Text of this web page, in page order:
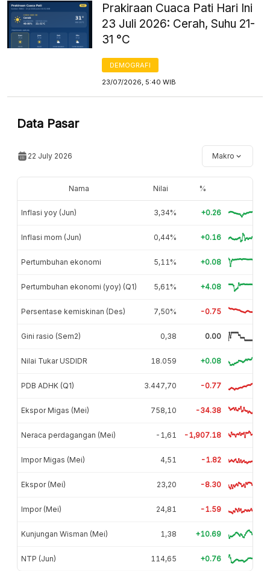
Prakiraan Cuaca Pati Hari Ini
23 Juli 2026: Cerah, Suhu 21-
31 °C
DEMOGRAFI
23/07/2026, 5:40 WIB
Data Pasar
22 July 2026 Makro
Nama Nilai %
Inflasi yoy (Jun) 3,34% +0.26
Inflasi mom (Jun) 0,44% +0.16
Pertumbuhan ekonomi 5,11% +0.08
Pertumbuhan ekonomi (yoy) (Q1) 5,61% +4.08
Persentase kemiskinan (Des) 7,50% -0.75
Gini rasio (Sem2) 0,38 0.00
Nilai Tukar USDIDR 18.059 +0.08
PDB ADHK (Q1) 3.447,70 -0.77
Ekspor Migas (Mei) 758,10 -34.38
Neraca perdagangan (Mei) -1,61 -1,907.18
Impor Migas (Mei) 4,51 -1.82
Ekspor (Mei) 23,20 -8.30
Impor (Mei) 24,81 -1.59
Kunjungan Wisman (Mei) 1,38 +10.69
NTP (Jun) 114,65 +0.76